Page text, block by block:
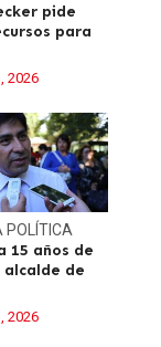
pide
para
2026
POLÍTICA
15 años de
alcalde de
2026